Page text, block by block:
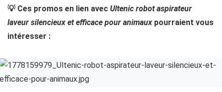
💡 Ces promos en lien avec Ultenic robot aspirateur
laveur silencieux et efficace pour animaux pourraient vous
intéresser :